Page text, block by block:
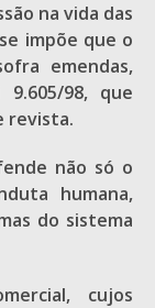
na vida das
impõe que o
emendas,
98, que
revista.
não só o
humana,
do sistema
cujos